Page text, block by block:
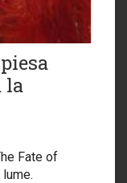
la
Fate of